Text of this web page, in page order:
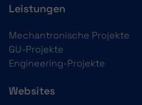
Leistungen
Mechantronische Projekte
GU-Projekte
Engineering-Projekte
Websites